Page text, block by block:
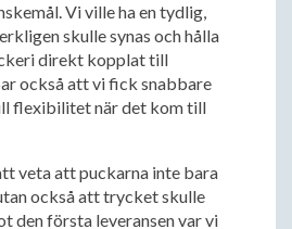
Vi ville ha en tydlig,
skulle synas och hålla
direkt kopplat till
också att vi fick snabbare
flexibilitet när det kom till
veta att puckarna inte bara
också att trycket skulle
den första leveransen var vi